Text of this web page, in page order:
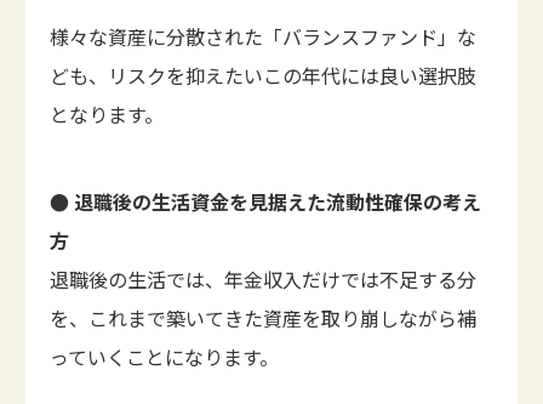
様々な資産に分散された「バランスファンド」な
ども、リスクを抑えたいこの年代には良い選択肢
となります。
● 退職後の生活資金を見据えた流動性確保の考え
方
退職後の生活では、年金収入だけでは不足する分
を、これまで築いてきた資産を取り崩しながら補
っていくことになります。